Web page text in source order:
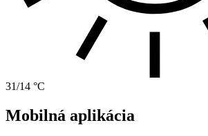
31/14 °C
Mobilná aplikácia